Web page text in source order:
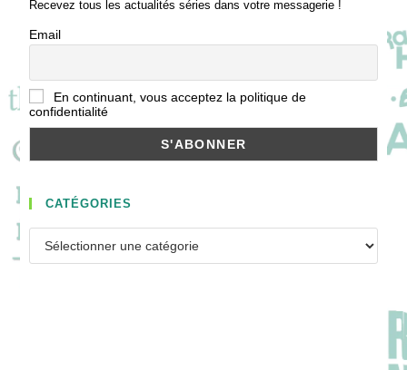
Recevez tous les actualités séries dans votre messagerie !
Email
En continuant, vous acceptez la politique de
confidentialité
CATÉGORIES